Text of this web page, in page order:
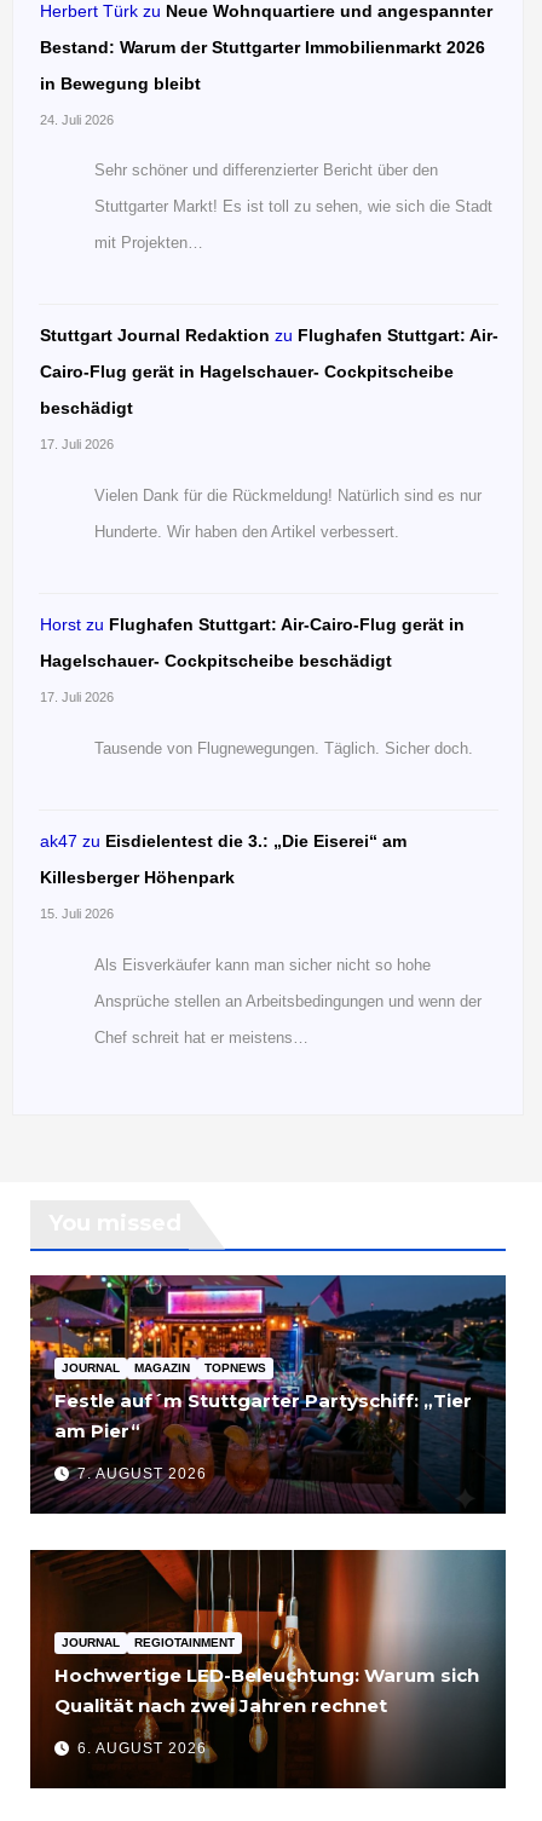
Herbert Türk zu Neue Wohnquartiere und angespannter
Bestand: Warum der Stuttgarter Immobilienmarkt 2026
in Bewegung bleibt
24. Juli 2026
Sehr schöner und differenzierter Bericht über den
Stuttgarter Markt! Es ist toll zu sehen, wie sich die Stadt
mit Projekten…
Stuttgart Journal Redaktion zu Flughafen Stuttgart: Air-
Cairo-Flug gerät in Hagelschauer- Cockpitscheibe
beschädigt
17. Juli 2026
Vielen Dank für die Rückmeldung! Natürlich sind es nur
Hunderte. Wir haben den Artikel verbessert.
Horst zu Flughafen Stuttgart: Air-Cairo-Flug gerät in
Hagelschauer- Cockpitscheibe beschädigt
17. Juli 2026
Tausende von Flugnewegungen. Täglich. Sicher doch.
ak47 zu Eisdielentest die 3.: „Die Eiserei“ am
Killesberger Höhenpark
15. Juli 2026
Als Eisverkäufer kann man sicher nicht so hohe
Ansprüche stellen an Arbeitsbedingungen und wenn der
Chef schreit hat er meistens…
JOURNAL MAGAZIN TOPNEWS
Festle auf´m Stuttgarter Partyschiff: „Tier
am Pier“
7. AUGUST 2026
JOURNAL REGIOTAINMENT
Hochwertige LED-Beleuchtung: Warum sich
Qualität nach zwei Jahren rechnet
6. AUGUST 2026